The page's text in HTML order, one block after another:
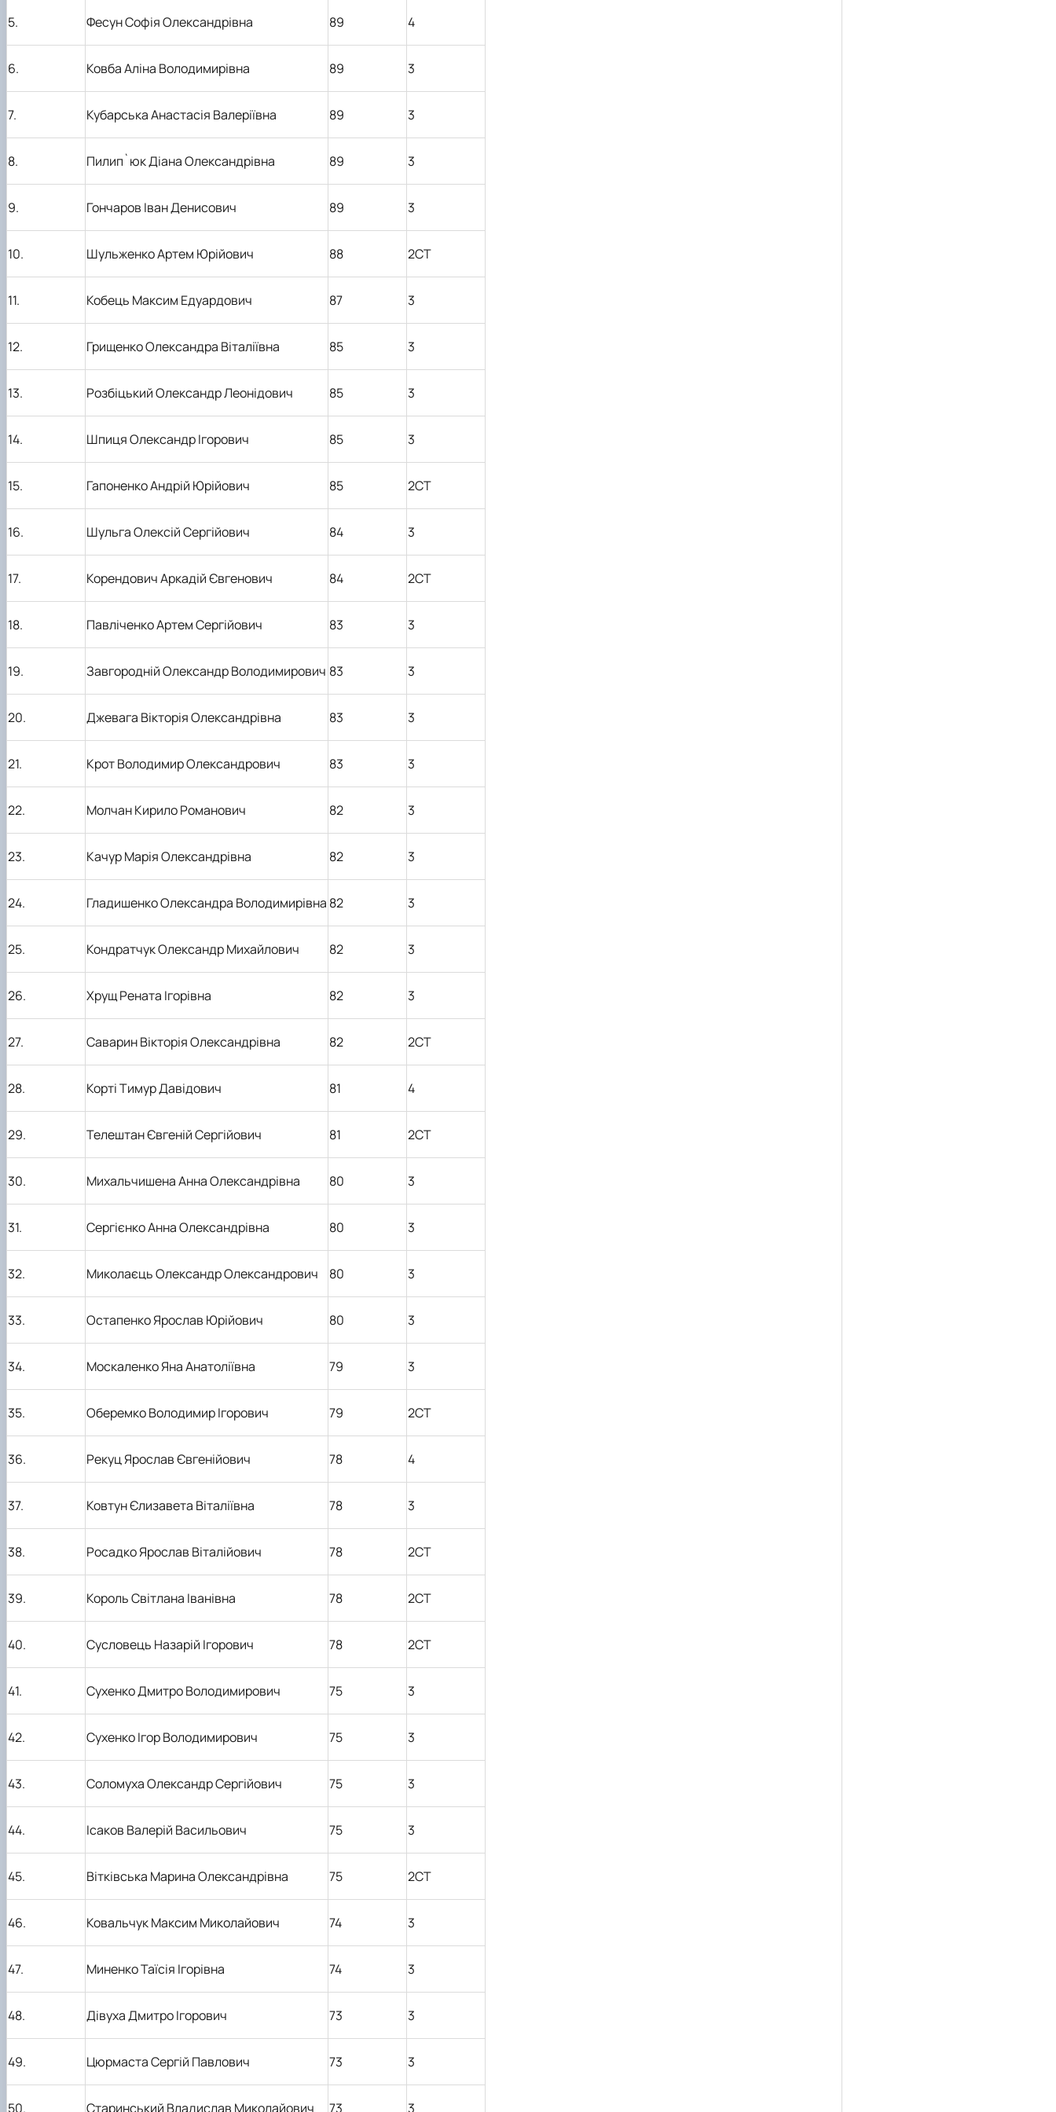
5. Фесун Софія Олександрівна 89 4
6. Ковба Аліна Володимирівна 89 3
7. Кубарська Анастасія Валеріївна 89 3
8. Пилип`юк Діана Олександрівна 89 3
9. Гончаров Іван Денисович 89 3
10. Шульженко Артем Юрійович 88 2СТ
11. Кобець Максим Едуардович 87 3
12. Грищенко Олександра Віталіївна 85 3
13. Розбіцький Олександр Леонідович 85 3
14. Шпиця Олександр Ігорович 85 3
15. Гапоненко Андрій Юрійович 85 2СТ
16. Шульга Олексій Сергійович 84 3
17. Корендович Аркадій Євгенович 84 2СТ
18. Павліченко Артем Сергійович 83 3
19. Завгородній Олександр Володимирович 83 3
20. Джевага Вікторія Олександрівна 83 3
21. Крот Володимир Олександрович 83 3
22. Молчан Кирило Романович 82 3
23. Качур Марія Олександрівна 82 3
24. Гладишенко Олександра Володимирівна 82 3
25. Кондратчук Олександр Михайлович 82 3
26. Хрущ Рената Ігорівна 82 3
27. Саварин Вікторія Олександрівна 82 2СТ
28. Корті Тимур Давідович 81 4
29. Телештан Євгеній Сергійович 81 2СТ
30. Михальчишена Анна Олександрівна 80 3
31. Сергієнко Анна Олександрівна 80 3
32. Миколаєць Олександр Олександрович 80 3
33. Остапенко Ярослав Юрійович 80 3
34. Москаленко Яна Анатоліївна 79 3
35. Оберемко Володимир Ігорович 79 2СТ
36. Рекуц Ярослав Євгенійович 78 4
37. Ковтун Єлизавета Віталіївна 78 3
38. Росадко Ярослав Віталійович 78 2СТ
39. Король Світлана Іванівна 78 2СТ
40. Сусловець Назарій Ігорович 78 2СТ
41. Сухенко Дмитро Володимирович 75 3
42. Сухенко Ігор Володимирович 75 3
43. Соломуха Олександр Сергійович 75 3
44. Ісаков Валерій Васильович 75 3
45. Вітківська Марина Олександрівна 75 2СТ
46. Ковальчук Максим Миколайович 74 3
47. Миненко Таїсія Ігорівна 74 3
48. Дівуха Дмитро Ігорович 73 3
49. Цюрмаста Сергій Павлович 73 3
50. Старинський Владислав Миколайович 73 3